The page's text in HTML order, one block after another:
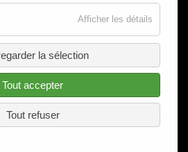
droits réservés. |Mentions
confidentialite
Afficher les détails
la sélection
Tout accepter
Tout refuser